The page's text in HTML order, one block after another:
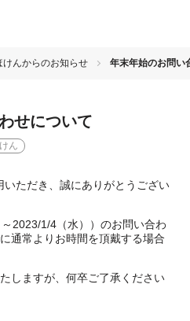
けんからのお知らせ 年末年始のお問い
せについて
ん
ただき、誠にありがとうござい
2023/1/4（水））のお問い合わ
通常よりお時間を頂戴する場合
しますが、何卒ご了承ください